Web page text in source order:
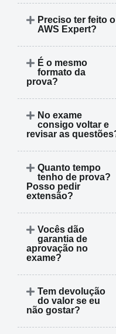
Preciso ter feito o
AWS Expert?
É o mesmo
formato da
prova?
No exame
consigo voltar e
revisar as
Quanto tempo
tenho de prova?
Posso pedir
extensão?
Vocês dão
garantia de
aprovação no
exame?
Tem devolução
do valor se eu
não gostar?